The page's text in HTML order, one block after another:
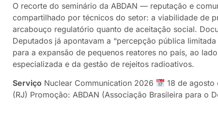
O recorte do seminário da ABDAN — reputação e
compartilhado por técnicos do setor: a viabilidade de
arcabouço regulatório quanto de aceitação social.
Deputados já apontavam a “percepção pública
para a expansão de pequenos reatores no país, ao
especializada e da gestão de rejeitos radioativos.
Serviço Nuclear Communication 2026 18 de agosto
(RJ) Promoção: ABDAN (Associação Brasileira para o